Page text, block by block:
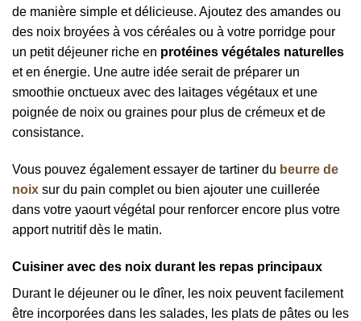
de manière simple et délicieuse. Ajoutez des amandes ou
des noix broyées à vos céréales ou à votre porridge pour
un petit déjeuner riche en protéines végétales naturelles
et en énergie. Une autre idée serait de préparer un
smoothie onctueux avec des laitages végétaux et une
poignée de noix ou graines pour plus de crémeux et de
consistance.
Vous pouvez également essayer de tartiner du beurre de
noix sur du pain complet ou bien ajouter une cuillerée
dans votre yaourt végétal pour renforcer encore plus votre
apport nutritif dès le matin.
Cuisiner avec des noix durant les repas principaux
Durant le déjeuner ou le dîner, les noix peuvent facilement
être incorporées dans les salades, les plats de pâtes ou les